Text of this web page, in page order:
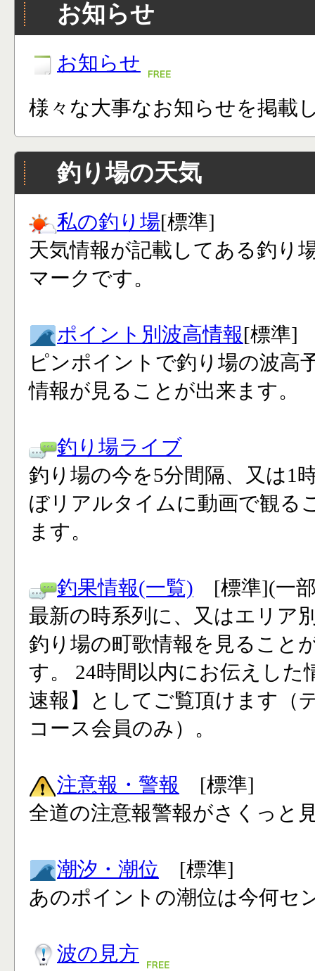
お知らせ
お知らせ
様々な大事なお知らせを掲載
釣り場の天気
私の釣り場[標準]
天気情報が記載してある釣り
マークです。
ポイント別波高情報[標準]
ピンポイントで釣り場の波高
情報が見ることが出来ます。
釣り場ライブ
釣り場の今を5分間隔、又は1
ぼリアルタイムに動画で観る
ます。
釣果情報(一覧) [標準](一
最新の時系列に、又はエリア
釣り場の町歌情報を見ること
す。 24時間以内にお伝えした
速報】としてご覧頂けます（
コース会員のみ）。
注意報・警報 [標準]
全道の注意報警報がさくっと
潮汐・潮位 [標準]
あのポイントの潮位は今何セ
波の見方